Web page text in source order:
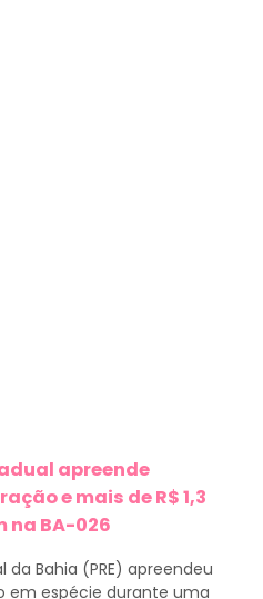
apreende
e mais de R$ 1,3
na BA-026
da Bahia (PRE) apreendeu
em espécie durante uma